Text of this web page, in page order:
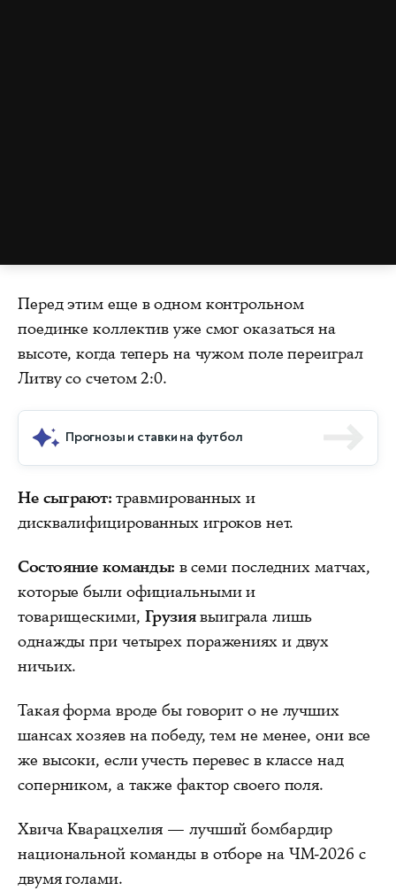
Перед этим еще в одном контрольном
поединке коллектив уже смог оказаться на
высоте, когда теперь на чужом поле переиграл
Литву со счетом 2:0.
Прогнозы и ставки на футбол
Не сыграют: травмированных и
дисквалифицированных игроков нет.
Состояние команды: в семи последних матчах,
которые были официальными и
товарищескими, Грузиявыиграла лишь
однажды при четырех поражениях и двух
ничьих.
Такая форма вроде бы говорит о не лучших
шансах хозяев на победу, тем не менее, они все
же высоки, если учесть перевес в классе над
соперником, а также фактор своего поля.
Хвича Кварацхелия — лучший бомбардир
национальной команды в отборе на ЧМ-2026 с
двумя голами.